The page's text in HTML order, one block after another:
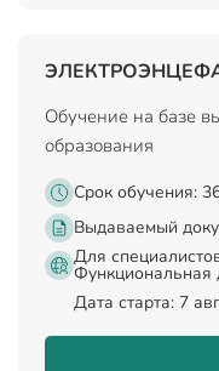
Обучение на базе
образования
Срок обучения:
Выдаваемый
Для
Функциональная
Дата старта: 7